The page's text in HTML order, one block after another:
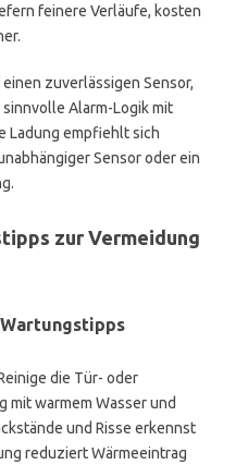
feinere Verläufe, kosten
zuverlässigen Sensor,
Alarm-Logik mit
Ladung empfiehlt sich
Sensor oder ein
zur Vermeidung
die Tür- oder
warmem Wasser und
und Risse erkennst
reduziert Wärmeeintrag